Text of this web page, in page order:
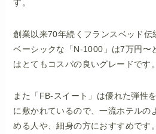
す。
創業以来70年続くフランスベッド伝
ベーシックな「N-1000」は7万円〜
はとてもコスパの良いグレードです。
また「FB-スイート」は優れた弾性
に敷かれているので、一流ホテルの
める人や、細身の方におすすめです。